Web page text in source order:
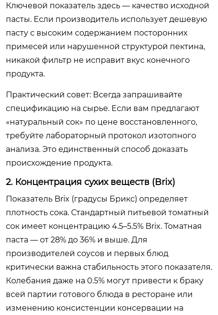
Ключевой показатель здесь — качество исходной
пасты. Если производитель использует дешевую
пасту с высоким содержанием посторонних
примесей или нарушенной структурой пектина,
никакой фильтр не исправит вкус конечного
продукта.
Практический совет: Всегда запрашивайте
спецификацию на сырье. Если вам предлагают
«натуральный сок» по цене восстановленного,
требуйте лабораторный протокол изотопного
анализа. Это единственный способ доказать
происхождение продукта.
2. Концентрация сухих веществ (Brix)
Показатель Brix (градусы Брикс) определяет
плотность сока. Стандартный питьевой томатный
сок имеет концентрацию 4.5–5.5% Brix. Томатная
паста — от 28% до 36% и выше. Для
производителей соусов и первых блюд
критически важна стабильность этого показателя.
Колебания даже на 0.5% могут привести к браку
всей партии готового блюда в ресторане или
изменению консистенции консервации на